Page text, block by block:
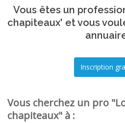
Vous êtes un
chapiteaux' et vous
Vous cherchez un pro
chapiteaux" à :